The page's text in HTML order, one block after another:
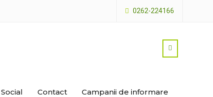
0262-224166
Social Contact Campanii de informare